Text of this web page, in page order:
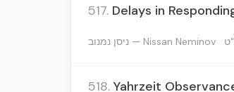
517. Delays in
ניסן נמנוב — Nissan Neminov
518. Yahrzeit